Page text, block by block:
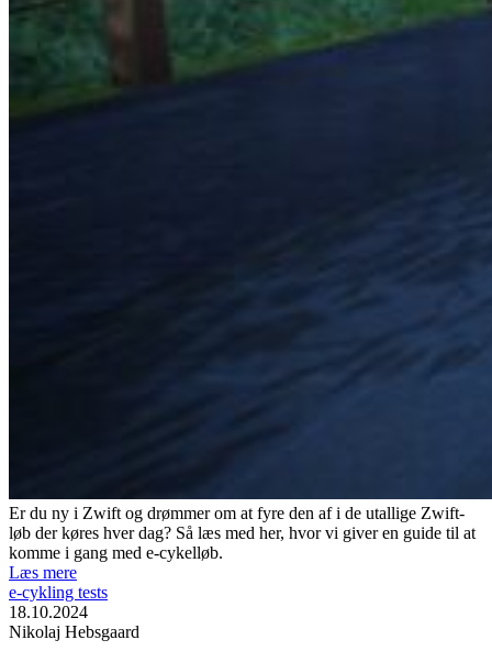
Er du ny i Zwift og drømmer om at fyre den af i de utallige Zwift-
løb der køres hver dag? Så læs med her, hvor vi giver en guide til at
komme i gang med e-cykelløb.
Læs mere
e-cykling tests
18.10.2024
Nikolaj Hebsgaard